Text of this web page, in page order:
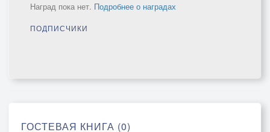
Наград пока нет. Подробнее о наградах
ПОДПИСЧИКИ
ГОСТЕВАЯ КНИГА (0)